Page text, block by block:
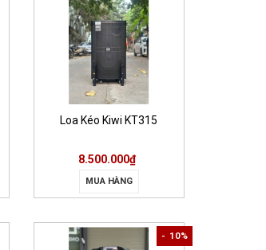
Loa Kéo Kiwi KT315
8.500.000₫
MUA HÀNG
- 10%